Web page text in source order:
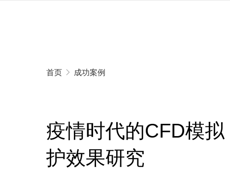
首页 成功案例
疫情时代的CFD模
护效果研究